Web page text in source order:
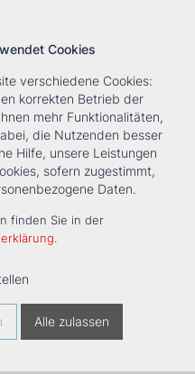
KontaktSuche
› FANCOILS ›
FPI 7
Cookies
verschiedene Cookies:
korrekten Betrieb der
mehr Funktionalitäten,
die Nutzenden besser
Hilfe, unsere Leistungen
sofern zugestimmt,
Daten.
finden Sie in der
.
Alle zulassen